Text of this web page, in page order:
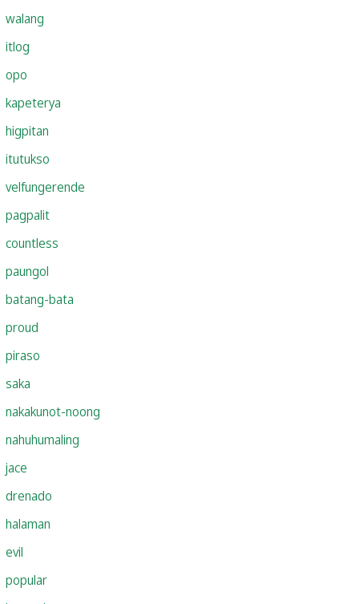
walang
itlog
opo
kapeterya
higpitan
itutukso
velfungerende
pagpalit
countless
paungol
batang-bata
proud
piraso
saka
nakakunot-noong
nahuhumaling
jace
drenado
halaman
evil
popular